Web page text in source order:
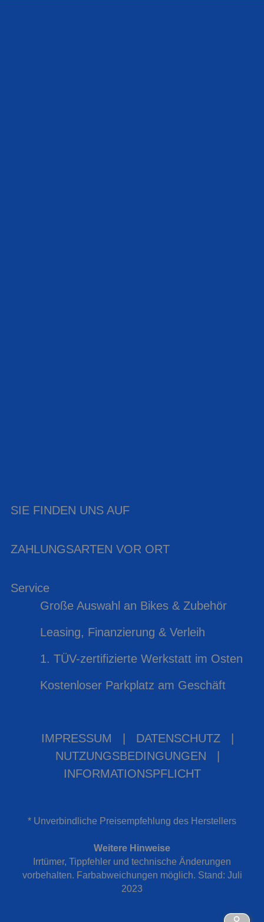
SIE FINDEN UNS AUF
ZAHLUNGSARTEN VOR ORT
Service
Große Auswahl an Bikes & Zubehör
Leasing, Finanzierung & Verleih
1. TÜV-zertifizierte Werkstatt im Osten
Kostenloser Parkplatz am Geschäft
IMPRESSUM DATENSCHUTZ
NUTZUNGSBEDINGUNGEN
INFORMATIONSPFLICHT
* Unverbindliche Preisempfehlung des Herstellers
Weitere Hinweise
Irrtümer, Tippfehler und technische Änderungen
vorbehalten. Farbabweichungen möglich. Stand: Juli
2023